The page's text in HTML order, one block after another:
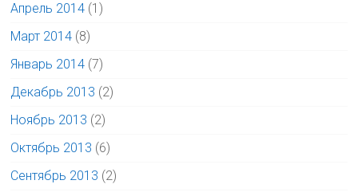
Апрель 2014 (1)
Март 2014 (8)
Январь 2014 (7)
Декабрь 2013 (2)
Ноябрь 2013 (2)
Октябрь 2013 (6)
Сентябрь 2013 (2)